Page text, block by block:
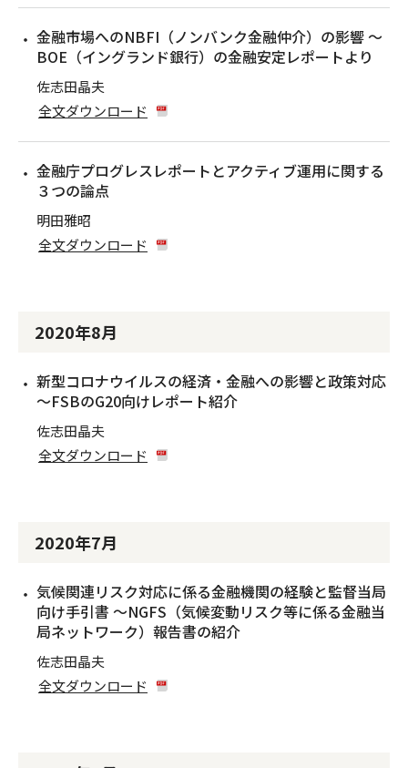
金融市場へのNBFI（ノンバンク金融仲介）の影響 〜
BOE（イングランド銀行）の金融安定レポートより
佐志田晶夫
全文ダウンロード
金融庁プログレスレポートとアクティブ運用に関する
３つの論点
明田雅昭
全文ダウンロード
2020年8月
新型コロナウイルスの経済・金融への影響と政策対応
〜FSBのG20向けレポート紹介
佐志田晶夫
全文ダウンロード
2020年7月
気候関連リスク対応に係る金融機関の経験と監督当局
向け手引書 〜NGFS（気候変動リスク等に係る金融当
局ネットワーク）報告書の紹介
佐志田晶夫
全文ダウンロード